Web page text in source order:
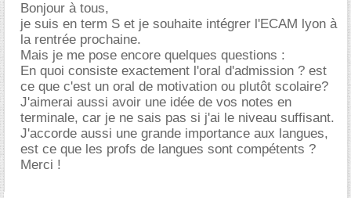
Bonjour à tous,
je suis en term S et je souhaite intégrer l'ECAM lyon à
la rentrée prochaine.
Mais je me pose encore quelques questions :
En quoi consiste exactement l'oral d'admission ? est
ce que c'est un oral de motivation ou plutôt scolaire?
J'aimerai aussi avoir une idée de vos notes en
terminale, car je ne sais pas si j'ai le niveau suffisant.
J'accorde aussi une grande importance aux langues,
est ce que les profs de langues sont compétents ?
Merci !